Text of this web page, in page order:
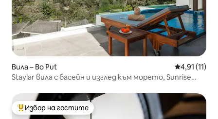
Вила – Bo Put Средна
4,91 (11)
Staylar вила с басейн и изглед към морето, Sunrise
Най-популярен избор на гостите
Избор на гостите